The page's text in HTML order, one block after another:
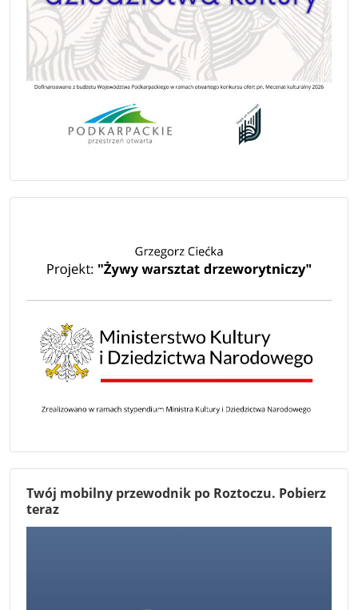
Twój mobilny przewodnik po Roztoczu. Pobierz
teraz